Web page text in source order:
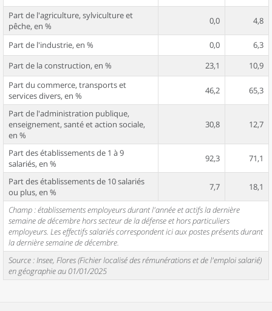
Part de l'agriculture, sylviculture et
pêche, en %
0,0 4,8
Part de l'industrie, en % 0,0
6,3
Part de la construction, en %
23,1
10,9
Part du commerce, transports et
services divers, en %
46,2 65,3
Part de l'administration publique,
enseignement, santé et action sociale,
en %
30,8 12,7
Part des établissements de 1 à 9
salariés, en %
92,3 71,1
Part des établissements de 10 salariés
ou plus, en %
7,7 18,1
Champ : établissements employeurs durant l'année et actifs la dernière
semaine de décembre hors secteur de la défense et hors particuliers
employeurs. Les effectifs salariés correspondent ici aux postes présents durant
la dernière semaine de décembre.
Source : Insee, Flores (Fichier localisé des rémunérations et de l'emploi salarié)
en géographie au 01/01/2025